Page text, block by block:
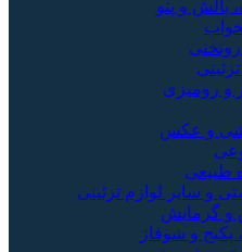
بالش و پتو
و رومیزی
و عکس
طبیعی
و سایر لوازم تزئینی
و گرمایش
پکیج و شوفاژ